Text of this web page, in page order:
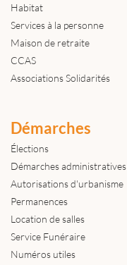
Habitat
Services à la personne
Maison de retraite
CCAS
Associations Solidarités
Démarches
Élections
Démarches administratives
Autorisations d'urbanisme
Permanences
Location de salles
Service Funéraire
Numéros utiles